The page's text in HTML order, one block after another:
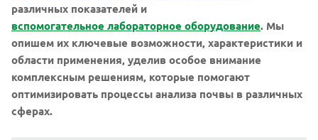
различных показателей и
вспомогательное лабораторное оборудование. Мы
опишем их ключевые возможности, характеристики и
области применения, уделив особое внимание
комплексным решениям, которые помогают
оптимизировать процессы анализа почвы в различных
сферах.